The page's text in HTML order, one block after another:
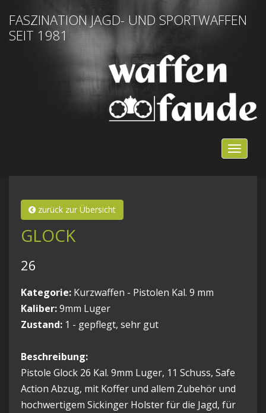
FASZINATION JAGD- UND SPORTWAFFEN
SEIT 1981
zurück zur Übersicht
GLOCK
26
Kategorie: Kurzwaffen - Pistolen Kal. 9 mm
Kaliber:9mm Luger
Zustand: 1 - gepflegt, sehr gut
Beschreibung:
Pistole Glock 26 Kal. 9mm Luger, 11 Schuss, Safe
Action Abzug, mit Koffer und allem Zubehör und
hochwertigem Sickinger Holster für die Jagd, für